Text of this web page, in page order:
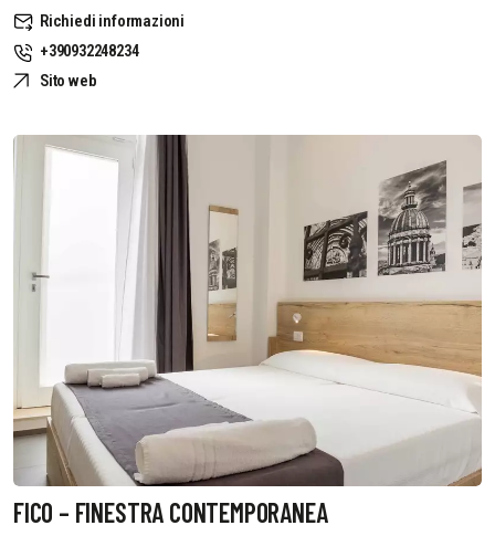
Richiedi informazioni
+390932248234
Sito web
FICO – FINESTRA CONTEMPORANEA